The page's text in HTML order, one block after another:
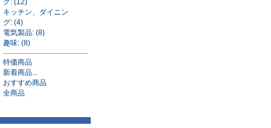
グ: (12)
キッチン、ダイニン
グ: (4)
電気製品: (8)
趣味: (8)
特価商品
新着商品...
おすすめ商品
全商品